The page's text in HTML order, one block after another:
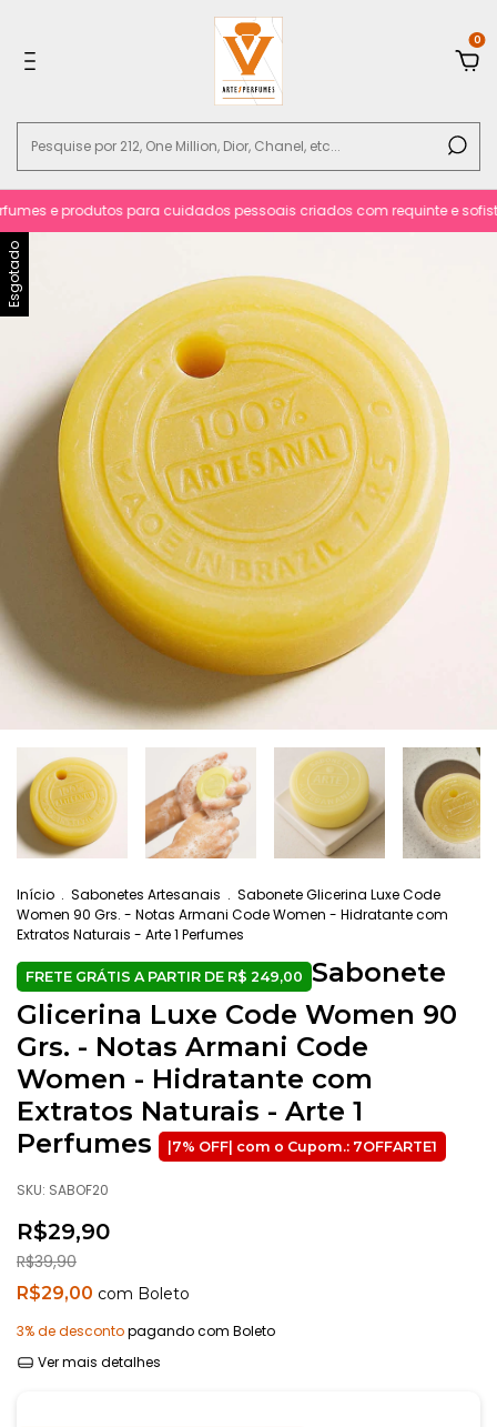
0
e produtos para cuidados pessoais criados com requinte e
Esgotado
Início . Sabonetes Artesanais . Sabonete Glicerina Luxe Code
Women 90 Grs. - Notas Armani Code Women - Hidratante com
Extratos Naturais - Arte 1 Perfumes
Sabonete
Glicerina Luxe Code Women 90
Grs. - Notas Armani Code
Women - Hidratante com
Extratos Naturais - Arte 1
Perfumes
SKU: SABOF20
R$29,90
R$39,90
R$29,00 com Boleto
3% de descontopagando com Boleto
Ver mais detalhes